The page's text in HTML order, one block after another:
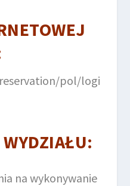
pol/logi
na wykonywanie